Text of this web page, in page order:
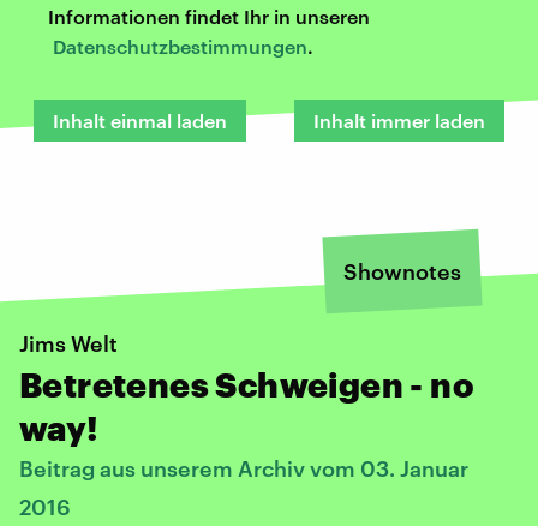
Informationen findet Ihr in unseren
Datenschutzbestimmungen.
Inhalt einmal laden Inhalt immer laden
Shownotes
Jims Welt
Betretenes Schweigen - no
way!
Beitrag aus unserem Archiv vom 03. Januar
2016